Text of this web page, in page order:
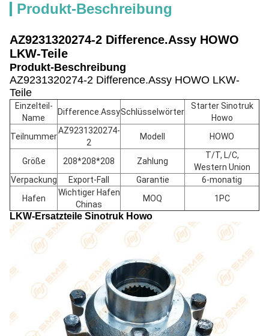
Produkt-Beschreibung
AZ9231320274-2 Difference.Assy HOWO
LKW-Teile
Produkt-Beschreibung
AZ9231320274-2 Difference.Assy HOWO LKW-
Teile
Einzelteil-
Name
Difference.AssySchlüsselwörter
Starter Sinotruk
Howo
Teilnummer
AZ9231320274-
2
Modell HOWO
Größe 208*208*208 Zahlung
T/T, L/C,
Western Union
Verpackung
Export-Fall Garantie
6-monatig
Hafen
Wichtiger Hafen
Chinas
MOQ 1PC
LKW-Ersatzteile Sinotruk Howo